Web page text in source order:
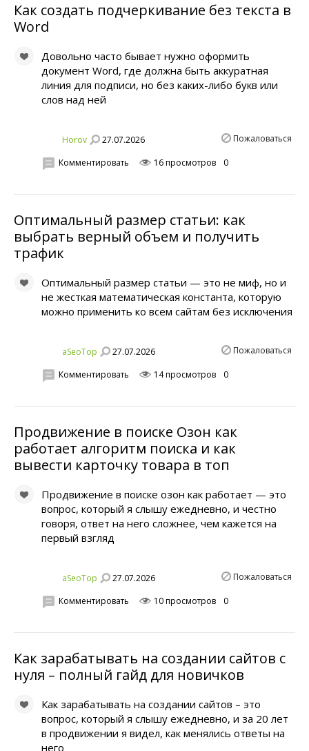
Как создать подчеркивание без текста в
Word
Довольно часто бывает нужно оформить
документ Word, где должна быть аккуратная
линия для подписи, но без каких-либо букв или
слов над ней
Horov 27.07.2026 Пожаловаться
Комментировать 16 просмотров 0
Оптимальный размер статьи: как
выбрать верный объем и получить
трафик
Оптимальный размер статьи — это не миф, но и
не жесткая математическая константа, которую
можно применить ко всем сайтам без исключения
aSeoTop 27.07.2026 Пожаловаться
Комментировать 14 просмотров 0
Продвижение в поиске Озон как
работает алгоритм поиска и как
вывести карточку товара в топ
Продвижение в поиске озон как работает — это
вопрос, который я слышу ежедневно, и честно
говоря, ответ на него сложнее, чем кажется на
первый взгляд
aSeoTop 27.07.2026 Пожаловаться
Комментировать 10 просмотров 0
Как зарабатывать на создании сайтов с
нуля – полный гайд для новичков
Как зарабатывать на создании сайтов – это
вопрос, который я слышу ежедневно, и за 20 лет
в продвижении я видел, как менялись ответы на
него